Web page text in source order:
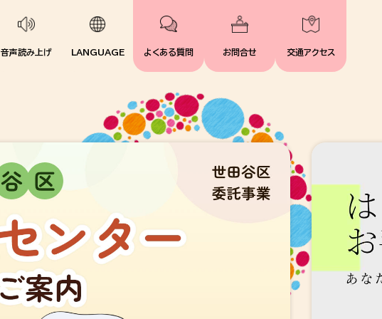
音声読み上げ LANGUAGE よくある質問 お問合せ 交通アクセス